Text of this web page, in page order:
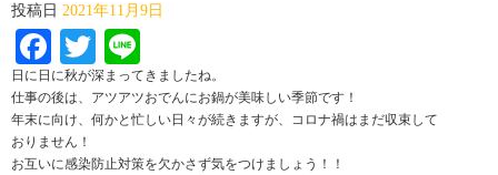
投稿日 2021年11月9日
Facebook
Twitter
日に日に秋が深まってきましたね。
仕事の後は、アツアツおでんにお鍋が美味しい季節です！
年末に向け、何かと忙しい日々が続きますが、コロナ禍はまだ収束して
おりません！
お互いに感染防止対策を欠かさず気をつけましょう！！